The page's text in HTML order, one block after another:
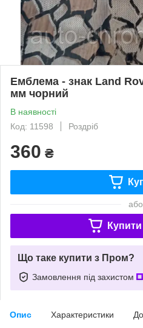
Емблема - знак Land
мм чорний
В наявності
Код: 11598
Роздріб
360 ₴
або
Купити
Що таке купити з Пром?
Замовлення під захистом
Опис Характеристики